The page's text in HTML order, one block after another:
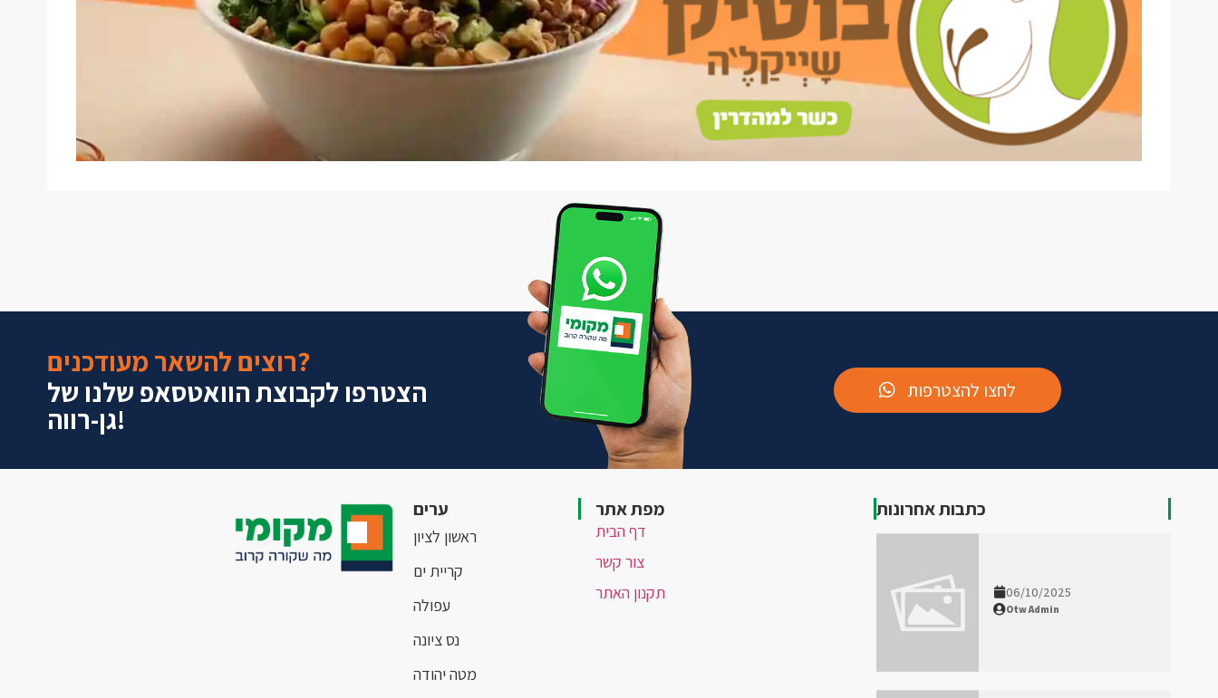
רוצים להשאר מעודכנים?
הצטרפו לקבוצת הוואטסאפ שלנו של
גן-רווה!
לחצו להצטרפות
ערים
ראשון לציון
קריית ים
עפולה
נס ציונה
מטה יהודה
מפת אתר
דף הבית
צור קשר
תקנון האתר
כתבות אחרונות
06/10/2025
Otw Admin